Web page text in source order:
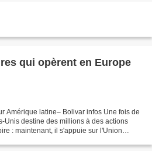
qui opèrent en Europe
Amérique latine– Bolivar infos Une fois de
Unis destine des millions à des actions
: maintenant, il s'appuie sur l'Union